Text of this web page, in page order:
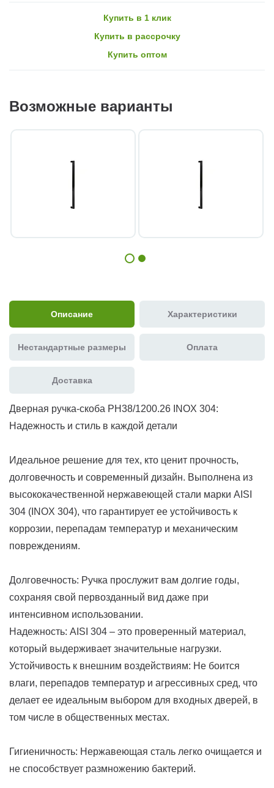
Купить в 1 клик
Купить в рассрочку
Купить оптом
Возможные варианты
Описание Характеристики
Нестандартные размеры Оплата
Доставка
Дверная ручка-скоба PH38/1200.26 INOX 304:
Надежность и стиль в каждой детали
Идеальное решение для тех, кто ценит прочность,
долговечность и современный дизайн. Выполнена из
высококачественной нержавеющей стали марки AISI
304 (INOX 304), что гарантирует ее устойчивость к
коррозии, перепадам температур и механическим
повреждениям.
Долговечность: Ручка прослужит вам долгие годы,
сохраняя свой первозданный вид даже при
интенсивном использовании.
Надежность: AISI 304 – это проверенный материал,
который выдерживает значительные нагрузки.
Устойчивость к внешним воздействиям: Не боится
влаги, перепадов температур и агрессивных сред, что
делает ее идеальным выбором для входных дверей, в
том числе в общественных местах.
Гигиеничность: Нержавеющая сталь легко очищается и
не способствует размножению бактерий.